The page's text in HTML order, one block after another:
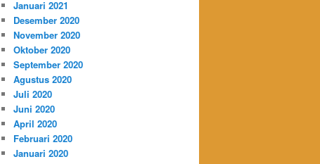
Januari 2021
Desember 2020
November 2020
Oktober 2020
September 2020
Agustus 2020
Juli 2020
Juni 2020
April 2020
Februari 2020
Januari 2020